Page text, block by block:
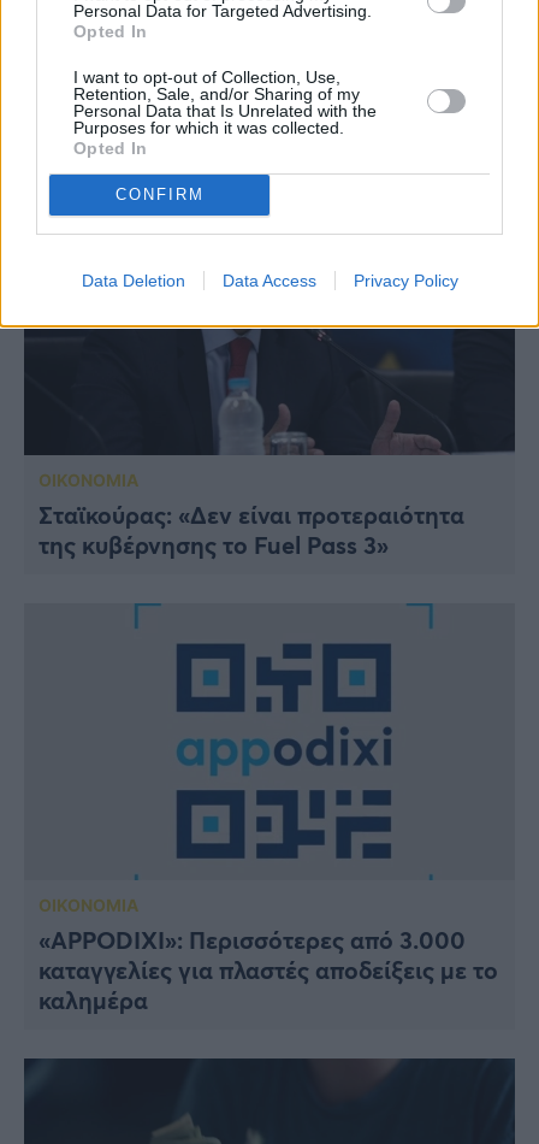
Personal Data for Targeted Advertising.
Opted In
I want to opt-out of Collection, Use,
Retention, Sale, and/or Sharing of my
Personal Data that Is Unrelated with the
Purposes for which it was collected.
Opted In
CONFIRM
Data Deletion Data Access Privacy Policy
ipliroforia.gr στο Google News
ΔΙΑΒΑΣΤΕ ΑΚΟΜΗ
ΟΙΚΟΝΟΜΙΑ
Σταϊκούρας: «Δεν είναι προτεραιότητα
της κυβέρνησης το Fuel Pass 3»
ΟΙΚΟΝΟΜΙΑ
«ΑPPODIXI»: Περισσότερες από 3.000
καταγγελίες για πλαστές αποδείξεις με το
καλημέρα